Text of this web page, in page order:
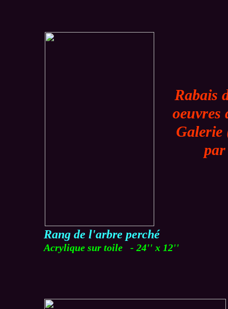
Rang de l'arbre perché
Acrylique sur toile - 24'' x 12''
Rabais
oeuvres
Galerie